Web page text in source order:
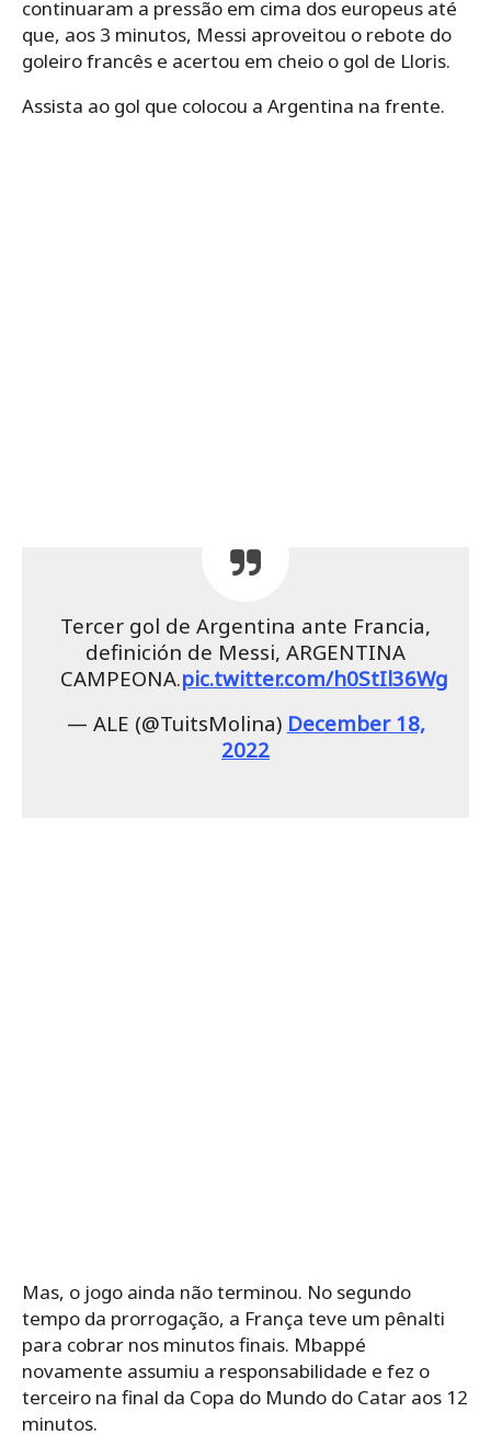
continuaram a pressão em cima dos europeus até
que, aos 3 minutos, Messi aproveitou o rebote do
goleiro francês e acertou em cheio o gol de Lloris.
Assista ao gol que colocou a Argentina na frente.
Tercer gol de Argentina ante Francia,
definición de Messi, ARGENTINA
CAMPEONA.pic.twitter.com/h0StIl36Wg
— ALE (@TuitsMolina) December 18,
2022
Mas, o jogo ainda não terminou. No segundo
tempo da prorrogação, a França teve um pênalti
para cobrar nos minutos finais. Mbappé
novamente assumiu a responsabilidade e fez o
terceiro na final da Copa do Mundo do Catar aos 12
minutos.